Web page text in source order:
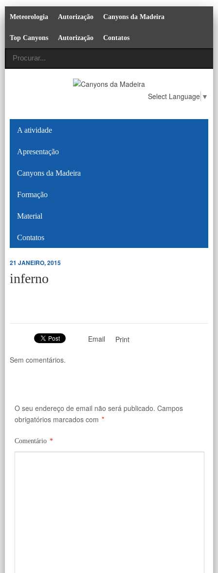
Meteorologia Autorização Canyons da Madeira
Top Canyons Autorização Contatos
Select Language ▼
A atividade
Apresentação
Canyons da Madeira
Formação
Material
Contatos
21 JANEIRO, 2015
inferno
Email Print
Sem comentários.
O seu endereço de email não será publicado. Campos
obrigatórios marcados com *
Comentário *